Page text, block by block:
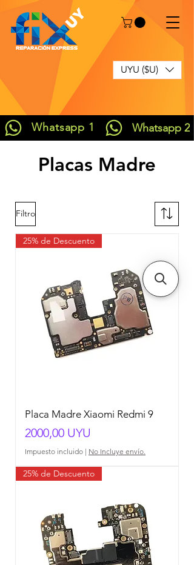
UYU ($U)
Whatsapp 1 Whatsapp 2
Placas Madre
Filtro
25% de Descuento
Placa Madre Xiaomi Redmi 9
Precio
2000,00 UYU
Impuesto incluido | No Incluye envío.
25% de Descuento